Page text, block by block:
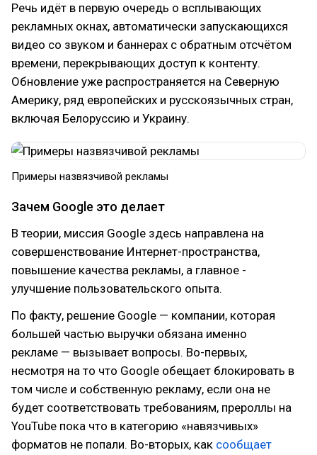
Речь идёт в первую очередь о всплывающих
рекламных окнах, автоматически запускающихся
видео со звуком и баннерах с обратным отсчётом
времени, перекрывающих доступ к контенту.
Обновление уже распространяется на Северную
Америку, ряд европейских и русскоязычных стран,
включая Белоруссию и Украину.
Примеры назвязчивой рекламы
Зачем Google это делает
В теории, миссия Google здесь направлена на
совершенствование Интернет-пространства,
повышение качества рекламы, а главное -
улучшение пользовательского опыта.
По факту, решение Google — компании, которая
большей частью выручки обязана именно
рекламе — вызывает вопросы. Во-первых,
несмотря на то что Google обещает блокировать в
том числе и собственную рекламу, если она не
будет соответствовать требованиям, прероллы на
YouTube пока что в категорию «навязчивых»
форматов не попали. Во-вторых, как сообщает